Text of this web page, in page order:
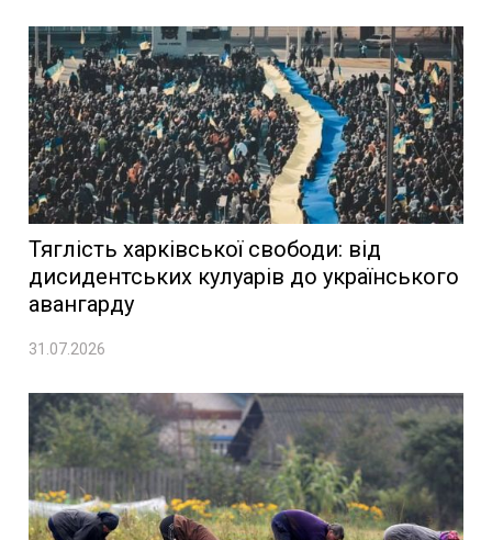
Тяглість харківської свободи: від
дисидентських кулуарів до українського
авангарду
31.07.2026